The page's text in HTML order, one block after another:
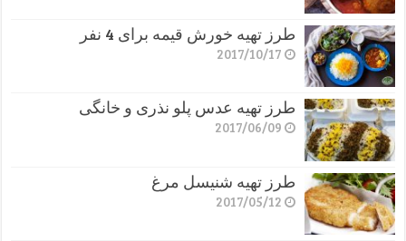
طرز تهیه خورش قیمه برای 4 نفر
2017/10/17
طرز تهیه عدس پلو نذری و خانگی
2017/06/09
طرز تهیه شنیسل مرغ
2017/05/12